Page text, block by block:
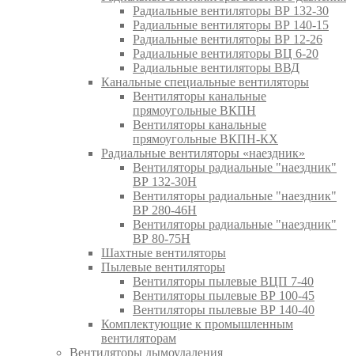
Радиальные вентиляторы ВР 132-30
Радиальные вентиляторы ВР 140-15
Радиальные вентиляторы ВР 12-26
Радиальные вентиляторы ВЦ 6-20
Радиальные вентиляторы ВВД
Канальные специальные вентиляторы
Вентиляторы канальные
прямоугольные ВКПН
Вентиляторы канальные
прямоугольные ВКПН-КХ
Радиальные вентиляторы «наездник»
Вентиляторы радиальные "наездник"
ВР 132-30Н
Вентиляторы радиальные "наездник"
ВР 280-46Н
Вентиляторы радиальные "наездник"
ВР 80-75Н
Шахтные вентиляторы
Пылевые вентиляторы
Вентиляторы пылевые ВЦП 7-40
Вентиляторы пылевые ВР 100-45
Вентиляторы пылевые ВР 140-40
Комплектующие к промышленным
вентиляторам
Вентиляторы дымоудаления